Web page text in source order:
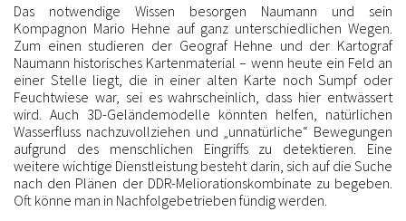
Das notwendige Wissen besorgen Naumann und sein
Kompagnon Mario Hehne auf ganz unterschiedlichen Wegen.
Zum einen studieren der Geograf Hehne und der Kartograf
Naumann historisches Kartenmaterial – wenn heute ein Feld an
einer Stelle liegt, die in einer alten Karte noch Sumpf oder
Feuchtwiese war, sei es wahrscheinlich, dass hier entwässert
wird. Auch 3D-Geländemodelle könnten helfen, natürlichen
Wasserfluss nachzuvollziehen und „unnatürliche“ Bewegungen
aufgrund des menschlichen Eingriffs zu detektieren. Eine
weitere wichtige Dienstleistung besteht darin, sich auf die Suche
nach den Plänen der DDR-Meliorationskombinate zu begeben.
Oft könne man in Nachfolgebetrieben fündig werden.